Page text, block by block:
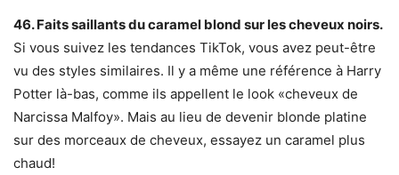
46. ​​Faits saillants du caramel blond sur les cheveux noirs.
Si vous suivez les tendances TikTok, vous avez peut-être
vu des styles similaires. Il y a même une référence à Harry
Potter là-bas, comme ils appellent le look «cheveux de
Narcissa Malfoy». Mais au lieu de devenir blonde platine
sur des morceaux de cheveux, essayez un caramel plus
chaud!